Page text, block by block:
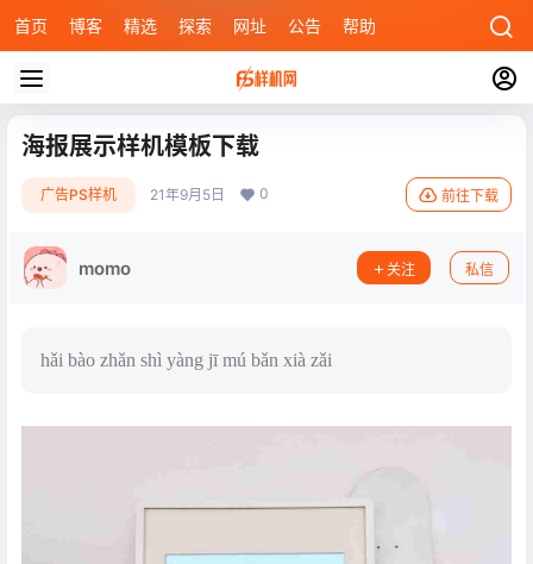
首页 博客 精选 探索 网址 公告 帮助
海报展示样机模板下载
广告PS样机 21年9月5日 0 前往下载
momo 关注 私信
hǎi bào zhǎn shì yàng jī mú bǎn xià zǎi